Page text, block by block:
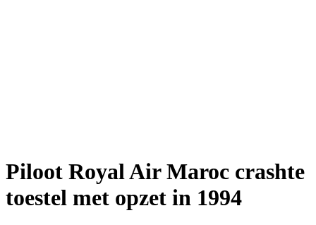
Piloot Royal Air Maroc crashte
toestel met opzet in 1994